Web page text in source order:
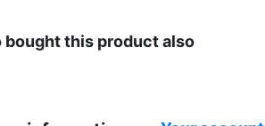
bought this product also